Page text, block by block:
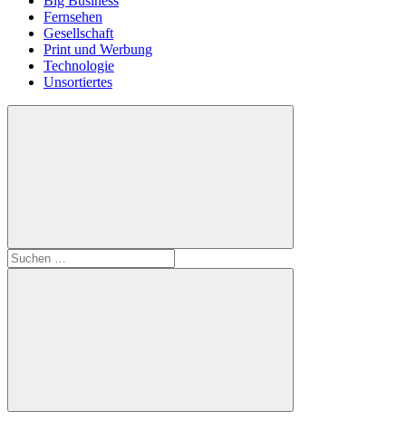
Fernsehen
Gesellschaft
Print und Werbung
Technologie
Unsortiertes
Suchen
nach:
Suchen